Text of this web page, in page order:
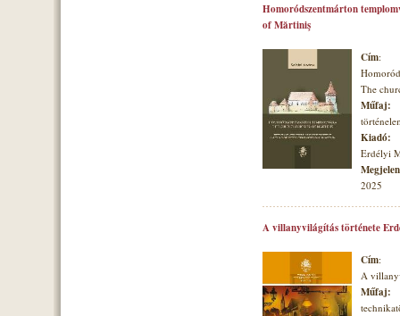
Homoródszentmárton
of Mărtiniş
Cím:
The
Műfaj:
Kiadó:
Erdélyi
2025
A villanyvilágítás története
Cím:
A
Műfaj: